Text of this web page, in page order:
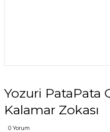
Yozuri PataPata
Kalamar Zokası
0 Yorum